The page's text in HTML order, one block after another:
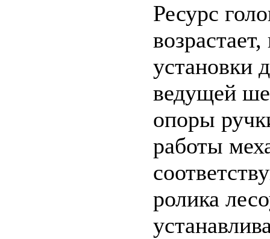
Ресурс
установки
ведущей
опоры
работы
ролика